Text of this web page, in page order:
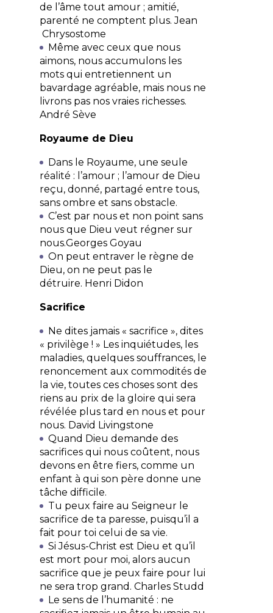
de l’âme tout amour ; amitié,
parenté ne comptent plus.Jean
Chrysostome
Même avec ceux que nous
aimons, nous accumulons les
mots qui entretiennent un
bavardage agréable, mais nous ne
livrons pas nos vraies richesses.
André Sève
Royaume de Dieu
Dans le Royaume, une seule
réalité : l’amour ; l’amour de Dieu
reçu, donné, partagé entre tous,
sans ombre et sans obstacle.
C’est par nous et non point sans
nous que Dieu veut régner sur
nous.Georges Goyau
On peut entraver le règne de
Dieu, on ne peut pas le
détruire. Henri Didon
Sacrifice
Ne dites jamais « sacrifice », dites
« privilège ! » Les inquiétudes, les
maladies, quelques souffrances, le
renoncement aux commodités de
la vie, toutes ces choses sont des
riens au prix de la gloire qui sera
révélée plus tard en nous et pour
nous. David Livingstone
Quand Dieu demande des
sacrifices qui nous coûtent, nous
devons en être fiers, comme un
enfant à qui son père donne une
tâche difficile.
Tu peux faire au Seigneur le
sacrifice de ta paresse, puisqu’il a
fait pour toi celui de sa vie.
Si Jésus-Christ est Dieu et qu’il
est mort pour moi, alors aucun
sacrifice que je peux faire pour lui
ne sera trop grand. Charles Studd
Le sens de l’humanité : ne